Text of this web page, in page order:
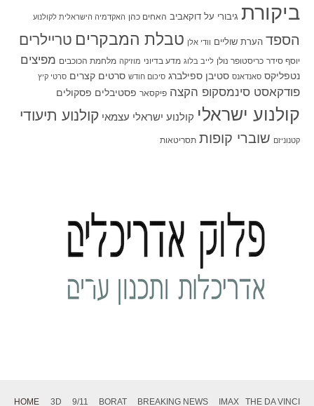
ביקורת גיבורי על דוקאביב האחים כהן האקדמיה הישראלית לקולנוע
הספד הערת שוליים וודי אלן טבלת המבקרים טריילרים
יוסף סידר כריסטופר נולן לייב בלוג מדע בדיוני מוזיקה מלחמת הכוכבים מפיצים
נטפליקס סאנדאנס סטיבן ספילברג סיכום חודש סרטים קצרים סרטי קיץ
פודקאסט סינמסקופ הקצה פיקסאר פסטיבלים פסקולים
קולנוע ישראלי קולנוע ישראלי עצמאי קולנוע תיעודי
קטנוניזם שוברי קופות תסריטאות
HOME 3D 9/11 BORAT BREAKING NEWS IMAX THE DA VINCI